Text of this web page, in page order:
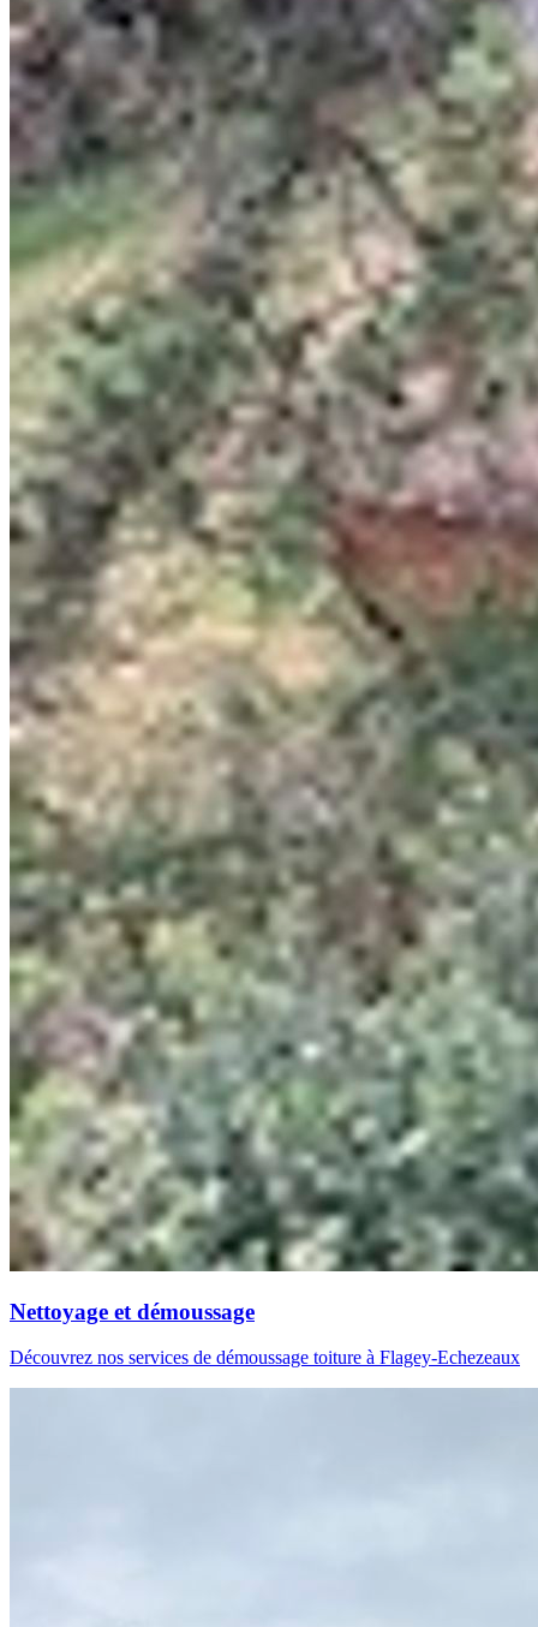
Nettoyage et démoussage
Découvrez nos services de démoussage toiture à Flagey-Echezeaux